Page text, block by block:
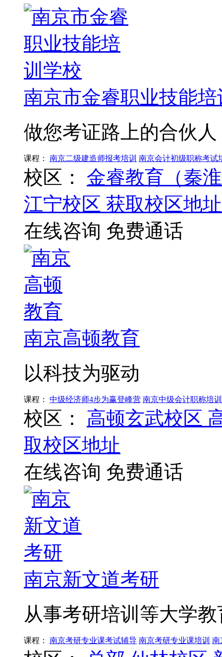
南京市金睿职业技能
做您考证路上的合伙人
课程： 南京二级建造师报考培训 南京会计初级职称考试
校区：
金睿教育（秦
江宁校区 获取校区地址
在线咨询 免费通话
南京高顿教育
以科技为驱动
课程： 中级经济师4步为赢登峰营 南京中级会计职称培
校区： 高顿玄武校区
取校区地址
在线咨询 免费通话
南京新文道考研
从事考研培训等大学
课程： 南京考研专业课考试辅导 南京考研专业课培训 南